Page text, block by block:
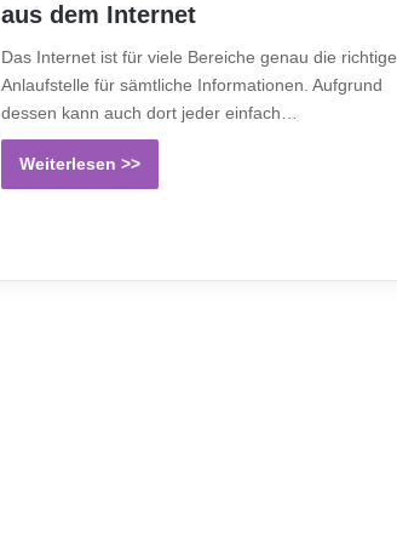
aus dem Internet
Das Internet ist für viele Bereiche genau die richtige
Anlaufstelle für sämtliche Informationen. Aufgrund
dessen kann auch dort jeder einfach…
Weiterlesen >>